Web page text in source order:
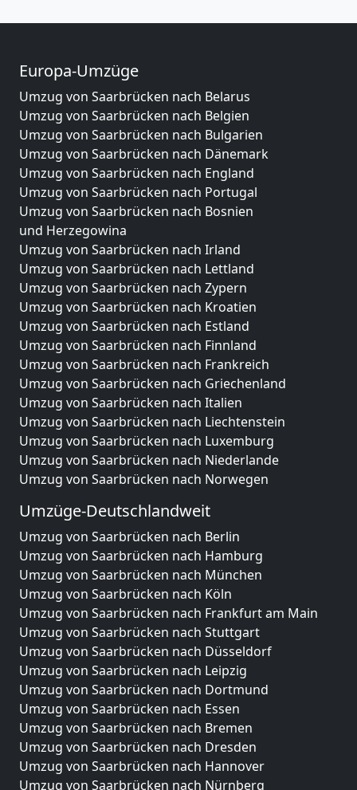
Europa-Umzüge
Umzug von Saarbrücken nach Belarus
Umzug von Saarbrücken nach Belgien
Umzug von Saarbrücken nach Bulgarien
Umzug von Saarbrücken nach Dänemark
Umzug von Saarbrücken nach England
Umzug von Saarbrücken nach Portugal
Umzug von Saarbrücken nach Bosnien
und Herzegowina
Umzug von Saarbrücken nach Irland
Umzug von Saarbrücken nach Lettland
Umzug von Saarbrücken nach Zypern
Umzug von Saarbrücken nach Kroatien
Umzug von Saarbrücken nach Estland
Umzug von Saarbrücken nach Finnland
Umzug von Saarbrücken nach Frankreich
Umzug von Saarbrücken nach Griechenland
Umzug von Saarbrücken nach Italien
Umzug von Saarbrücken nach Liechtenstein
Umzug von Saarbrücken nach Luxemburg
Umzug von Saarbrücken nach Niederlande
Umzug von Saarbrücken nach Norwegen
Umzüge-Deutschlandweit
Umzug von Saarbrücken nach Berlin
Umzug von Saarbrücken nach Hamburg
Umzug von Saarbrücken nach München
Umzug von Saarbrücken nach Köln
Umzug von Saarbrücken nach Frankfurt am Main
Umzug von Saarbrücken nach Stuttgart
Umzug von Saarbrücken nach Düsseldorf
Umzug von Saarbrücken nach Leipzig
Umzug von Saarbrücken nach Dortmund
Umzug von Saarbrücken nach Essen
Umzug von Saarbrücken nach Bremen
Umzug von Saarbrücken nach Dresden
Umzug von Saarbrücken nach Hannover
Umzug von Saarbrücken nach Nürnberg